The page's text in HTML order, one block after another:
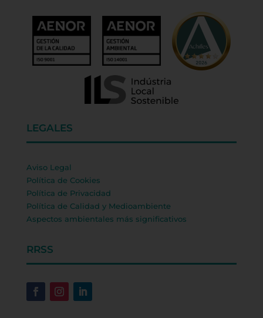
LEGALES
Aviso Legal
Política de Cookies
Política de Privacidad
Política de Calidad y Medioambiente
Aspectos ambientales más significativos
RRSS